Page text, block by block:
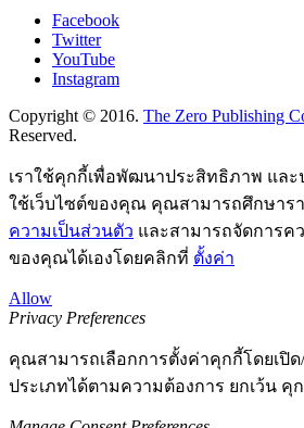
Facebook
Twitter
YouTube
Instagram
Copyright © 2016. The Zero Publishing
Reserved.
เราใช้คุกกี้เพื่อพัฒนาประสิทธิภาพ แล
ใช้เว็บไซต์ของคุณ คุณสามารถศึกษารา
ความเป็นส่วนตัว และสามารถจัดการค
ของคุณได้เองโดยคลิกที่ ตั้งค่า
Allow
Privacy Preferences
คุณสามารถเลือกการตั้งค่าคุกกี้โดยเปิ
ประเภทได้ตามความต้องการ ยกเว้น คุ